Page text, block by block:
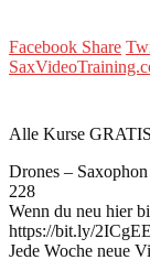
Facebook Share
Alle Kurse
Drones –
228
Wenn du neu hier
https://bit.ly/
Jede Woche neue